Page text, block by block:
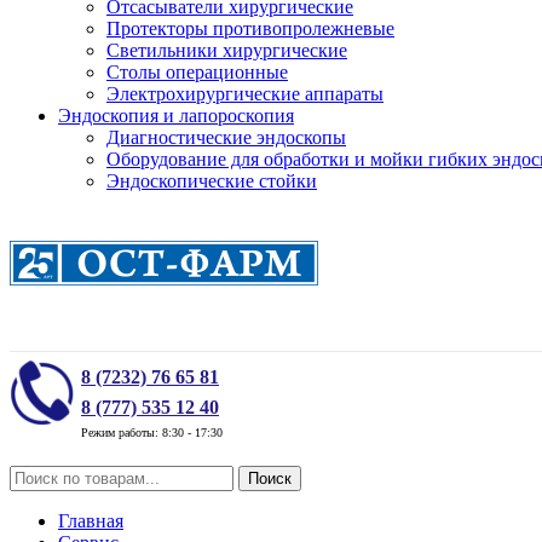
Отсасыватели хирургические
Протекторы противопролежневые
Светильники хирургические
Столы операционные
Электрохирургические аппараты
Эндоскопия и лапороскопия
Диагностические эндоскопы
Оборудование для обработки и мойки гибких
Эндоскопические стойки
8 (7232) 76 65 81
8 (777) 535 12 40
Режим работы: 8:30 - 17:30
Поиск
Главная